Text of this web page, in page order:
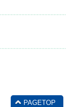
PAGETOP